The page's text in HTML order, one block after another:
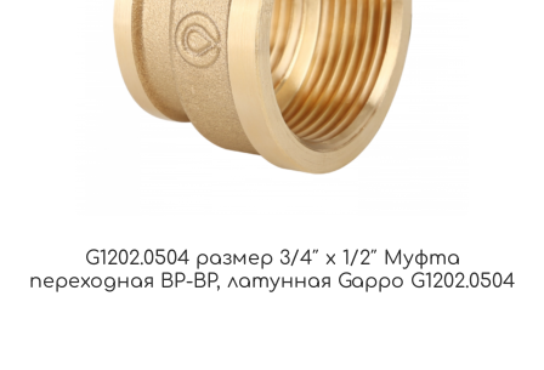
G1202.0504 размер 3/4″ х 1/2″ Муфта
переходная ВР-ВР, латунная Gappo G1202.0504